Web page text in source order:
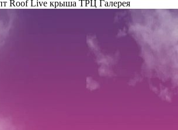
Roof Live крыша ТРЦ Галерея